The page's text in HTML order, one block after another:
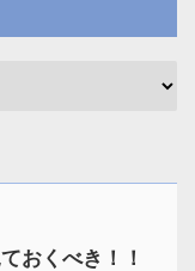
おくべき！！